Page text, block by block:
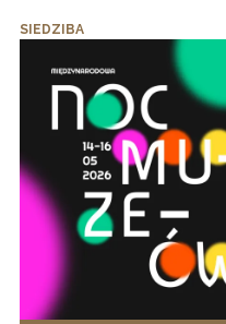
SIEDZIBA